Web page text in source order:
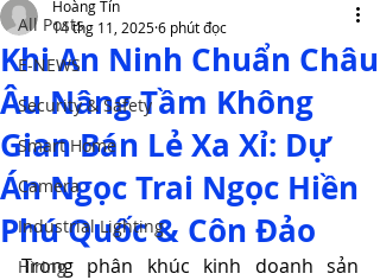
All Posts
E-NEWS
Security & Safety
Smart Home
Camera
Industrial Lighting
Hiring
Khi An Ninh Chuẩn Châu
Âu Nâng Tầm Không
Gian Bán Lẻ Xa Xỉ: Dự
Án Ngọc Trai Ngọc Hiền
Phú Quốc & Côn Đảo
Hoàng Tín
14 thg 11, 20256 phút đọc
Trong phân khúc kinh doanh sản